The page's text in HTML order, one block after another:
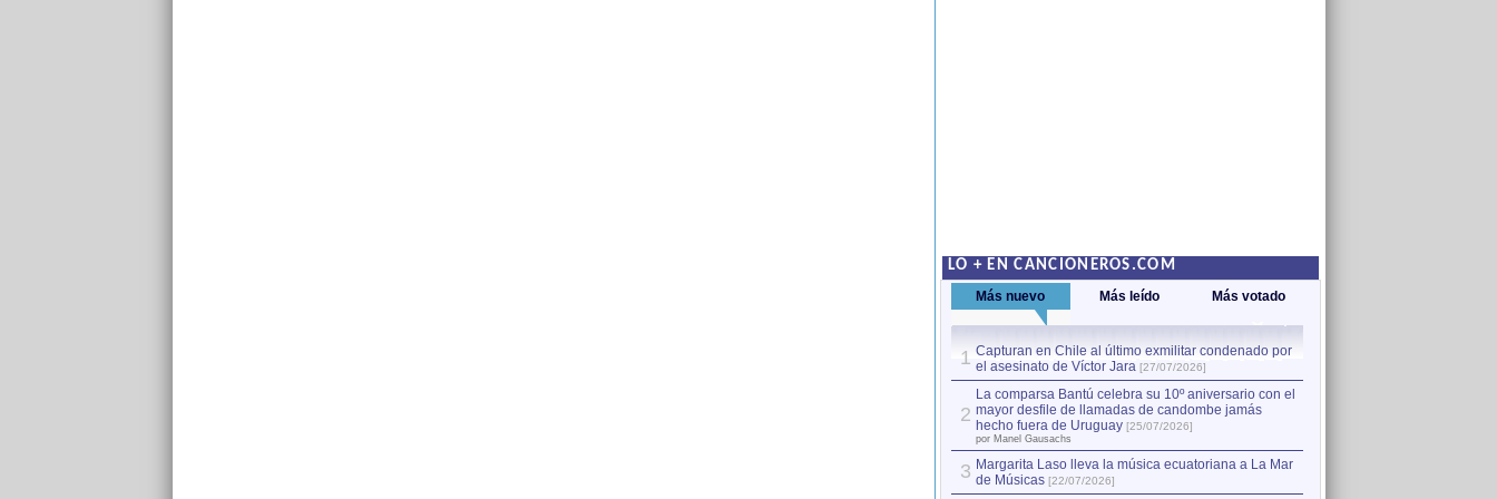
LO + EN CANCIONEROS.COM
Más nuevo Más leído Más votado
1 Capturan en Chile al último exmilitar condenado por
el asesinato de Víctor Jara [27/07/2026]
2
La comparsa Bantú celebra su 10º aniversario con el
mayor desfile de llamadas de candombe jamás
hecho fuera de Uruguay [25/07/2026]
por Manel Gausachs
3 Margarita Laso lleva la música ecuatoriana a La Mar
de Músicas [22/07/2026]